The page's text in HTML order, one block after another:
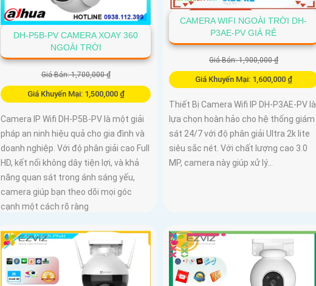
DH-P5B-PV CAMERA XOAY 360
NGOÀI TRỜI
Giá Bán: 1,700,000 ₫
Giá Khuyến Mại: 1,500,000 ₫
Camera IP Wifi DH-P5B-PV là một giải
pháp an ninh hiệu quả cho gia đình và
doanh nghiệp. Với độ phân giải cao Full
HD, kết nối không dây tiện lợi, và khả
năng quan sát trong ánh sáng yếu,
camera giúp bạn theo dõi mọi góc
cạnh một cách rõ ràng
CAMERA WIFI NGOÀI TRỜI DH-
P3AE-PV GIÁ RẺ
Giá Bán: 1,900,000 ₫
Giá Khuyến Mại: 1,600,000 ₫
Thiết Bị Camera Wifi IP DH-P3AE-PV là
lựa chọn hoàn hảo cho hệ thống giám
sát 24/7 với độ phân giải Ultra 2k lite
siêu sắc nét. Với chất lượng cao 3.0
MP, camera này giúp xử lý...